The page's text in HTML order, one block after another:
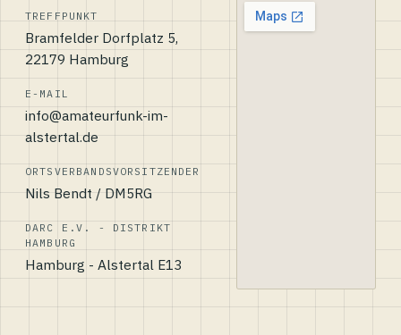
TREFFPUNKT
Bramfelder Dorfplatz 5,
22179 Hamburg
E-MAIL
info@amateurfunk-im-
alstertal.de
ORTSVERBANDSVORSITZENDER
Nils Bendt / DM5RG
DARC E.V. - DISTRIKT
HAMBURG
Hamburg - Alstertal E13